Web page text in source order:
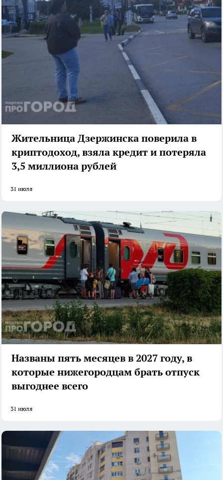
Жительница Дзержинска поверила в
криптодоход, взяла кредит и потеряла
3,5 миллиона рублей
31 июля
Названы пять месяцев в 2027 году, в
которые нижегородцам брать отпуск
выгоднее всего
31 июля